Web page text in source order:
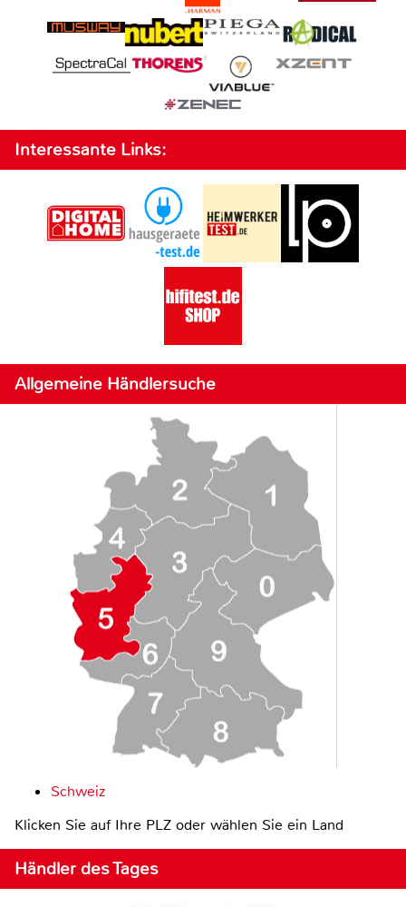
Interessante Links:
Allgemeine Händlersuche
Schweiz
Klicken Sie auf Ihre PLZ oder wählen Sie ein Land
Händler des Tages